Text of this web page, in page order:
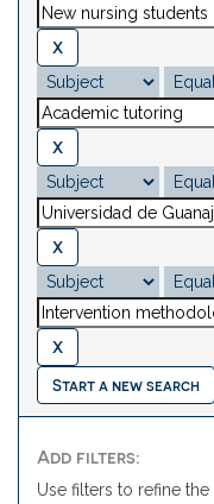
Start a new search
Add filters:
Use filters to refine the